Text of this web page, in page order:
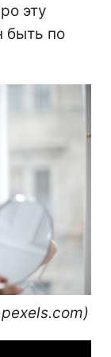
эту
быть по